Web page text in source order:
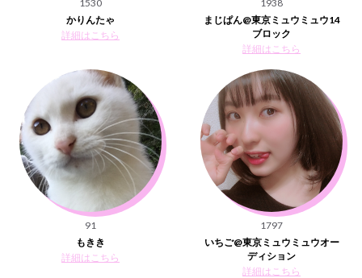
1530
かりんたゃ
詳細はこちら
1938
まじぱん@東京ミュウミュウ14
ブロック
詳細はこちら
91
もきき
詳細はこちら
1797
いちご@東京ミュウミュウオー
ディション
詳細はこちら